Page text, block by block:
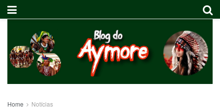
Home Notícias